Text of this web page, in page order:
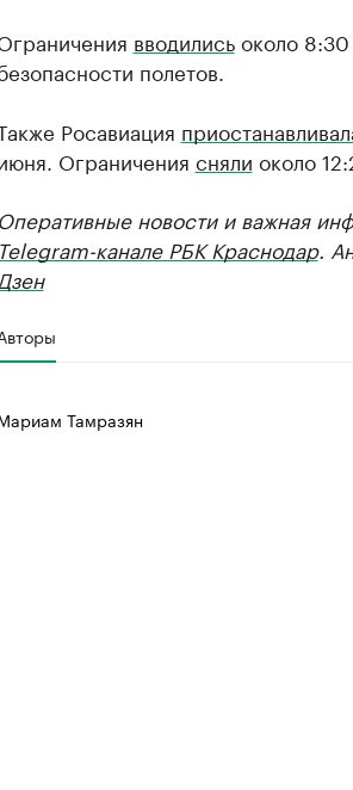
вводилисьоколо 8:30
полетов.
Росавиация
Ограничения сняли около
Оперативные новости и важная
Telegram-канале РБК Краснодар.
Дзен
Тамразян